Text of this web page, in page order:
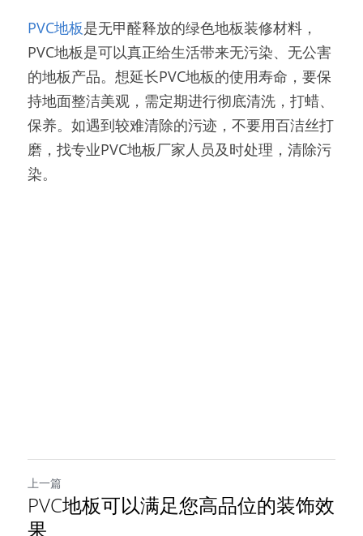
PVC地板是无甲醛释放的绿色地板装修材料，
PVC地板是可以真正给生活带来无污染、无公害
的地板产品。想延长PVC地板的使用寿命，要保
持地面整洁美观，需定期进行彻底清洗，打蜡、
保养。如遇到较难清除的污迹，不要用百洁丝打
磨，找专业PVC地板厂家人员及时处理，清除污
染。
上一篇
PVC地板可以满足您高品位的装饰效
果